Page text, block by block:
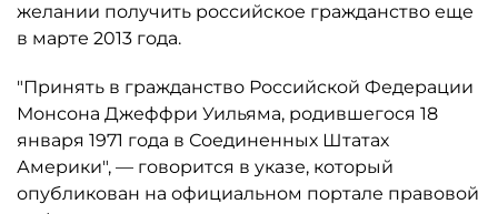
желании получить российское гражданство еще
в марте 2013 года.
"Принять в гражданство Российской Федерации
Монсона Джеффри Уильяма, родившегося 18
января 1971 года в Соединенных Штатах
Америки", — говорится в указе, который
опубликован на официальном портале правовой